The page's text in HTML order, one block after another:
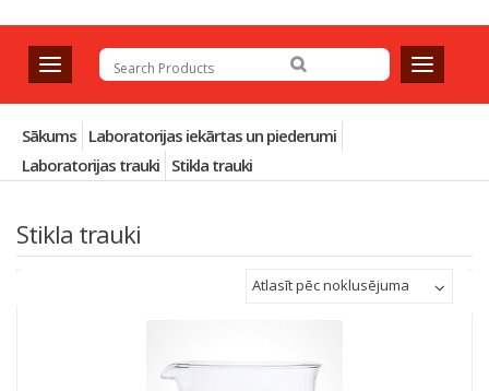
T
o
g
g
e
a
v
T
o
g
e
Sākums Laboratorijas iekārtas un piederumi
Laboratorijas trauki Stikla trauki
Stikla trauki
Atlasīt pēc noklusējuma